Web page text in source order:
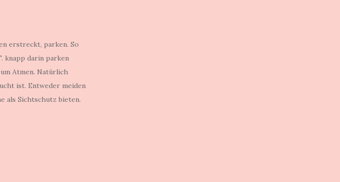
erstreckt, parken. So
knapp darin parken
Atmen. Natürlich
ist. Entweder meiden
als Sichtschutz bieten.